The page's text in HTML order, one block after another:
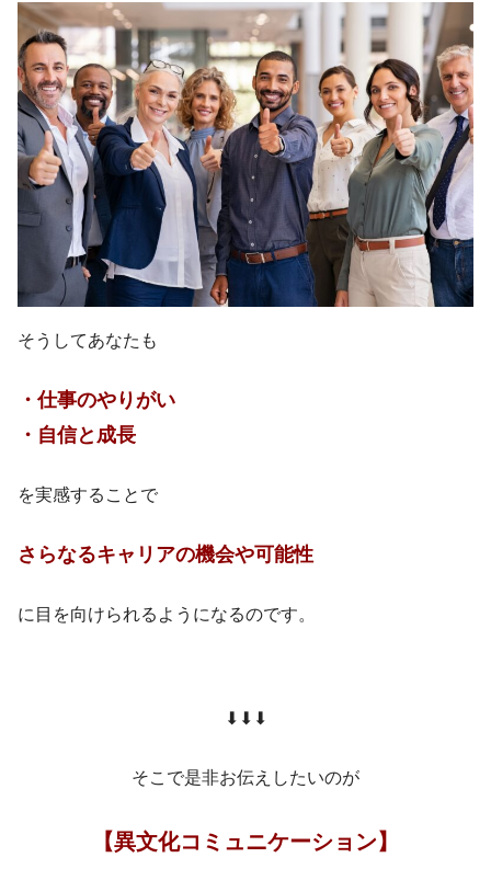
そうしてあなたも
・仕事のやりがい
・自信と成長
を実感することで
さらなるキャリアの機会や可能性
に目を向けられるようになるのです。
⬇︎⬇︎⬇︎
そこで是非お伝えしたいのが
【異文化コミュニケーション】